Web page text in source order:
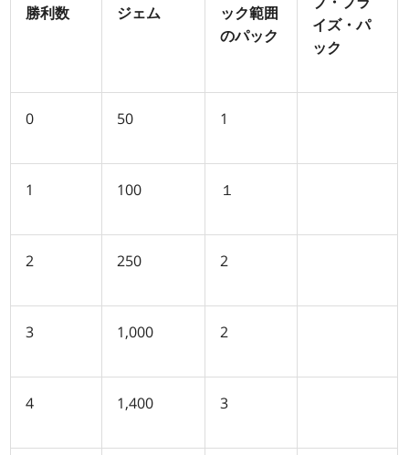
勝利数 ジェム
ック範囲
のパック
イズ・パ
ック
0 50 1
1 100 １
2 250 2
3 1,000 2
4 1,400 3